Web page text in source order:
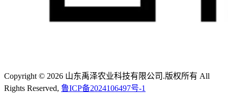
Copyright © 2026 山东禹泽农业科技有限公司.版权所有 All
Rights Reserved, 鲁ICP备2024106497号-1